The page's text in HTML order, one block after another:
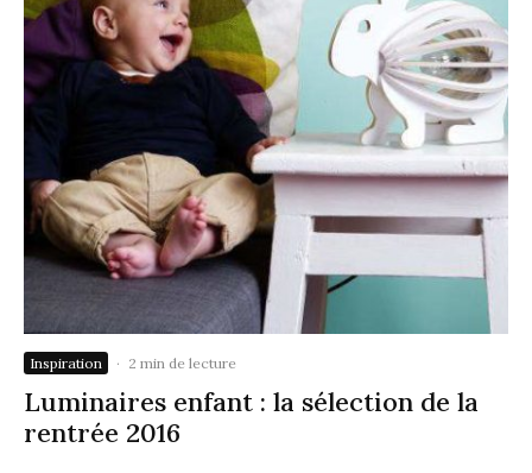
Inspiration · 2 min de lecture
Luminaires enfant : la sélection de la
rentrée 2016